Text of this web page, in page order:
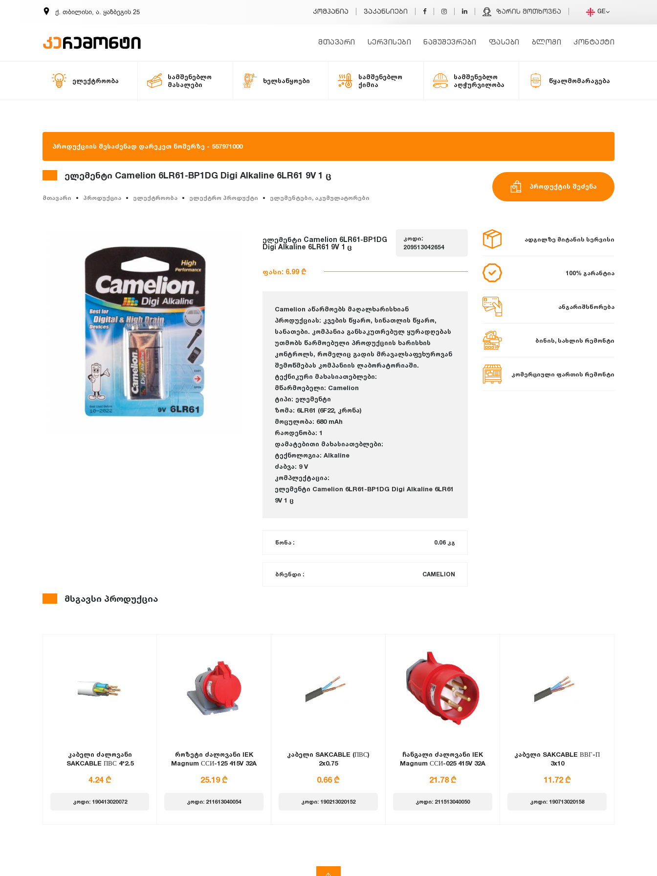
ქ. თბილისი, ა. ყაზბეგის 25 კომპანია ვაკანსიები ზარის მოთხოვნა GE
მთავარი სერვისები ნამუშევრები ფასები ბლოგი კონტაქტი
ელექტროობა
სამშენებლო
მასალები
ხელსაწყოები
სამშენებლო
ქიმია
სამშენებლო
აღჭურვილობა
წყალმომარაგება
პროდუქციის შესაძენად დარეკეთ ნომერზე - 557971000
ელემენტი Camelion 6LR61-BP1DG Digi Alkaline 6LR61 9V 1 ც
მთავარი პროდუქცია ელექტროობა ელექტრო პროდუქტი ელემენტები, აკუმულატორები
პროდუქტის შეძენა
ელემენტი Camelion 6LR61-BP1DG
Digi Alkaline 6LR61 9V 1 ც
კოდი:
209513042654
ფასი: 6.99 ₾
Camelion აწარმოებს მაღალხარისხიან
პროდუქციას: კვების წყარო, სინათლის წყარო,
სანათები. კომპანია განსაკუთრებულ ყურადღებას
უთმობს წარმოებული პროდუქციის ხარისხის
კონტროლს, რომელიც გადის მრავალსაფეხუროვან
შემოწმებას კომპანიის ლაბორატორიაში.
ტექნიკური მახასიათებლები:
მწარმოებელი: Camelion
ტიპი: ელემენტი
ზომა: 6LR61 (6F22, კრონა)
მოცულობა: 680 mAh
რაოდენობა: 1
დამატებითი მახასიათებლები:
ტექნოლოგია: Alkaline
ძაბვა: 9 V
კომპლექტაცია:
ელემენტი Camelion 6LR61-BP1DG Digi Alkaline 6LR61
9V 1 ც
წონა : 0.06 კგ
ბრენდი : CAMELION
ადგილზე მიტანის სერვისი
100% გარანტია
ანგარიშსწორება
ბინის, სახლის რემონტი
კომერციული ფართის რემონტი
მსგავსი პროდუქცია
კაბელი ძალოვანი
SAKCABLE ПВС 4*2.5
4.24 ₾
კოდი: 190413020072
როზეტი ძალოვანი IEK
Magnum ССИ-125 415V 32A
25.19 ₾
კოდი: 211613040054
კაბელი SAKCABLE (ПВС)
2x0.75
0.66 ₾
კოდი: 190213020152
ჩანგალი ძალოვანი IEK
Magnum ССИ-025 415V 32A
21.78 ₾
კოდი: 211513040050
კაბელი SAKCABLE ВВГ-П
3x10
11.72 ₾
კოდი: 190713020158